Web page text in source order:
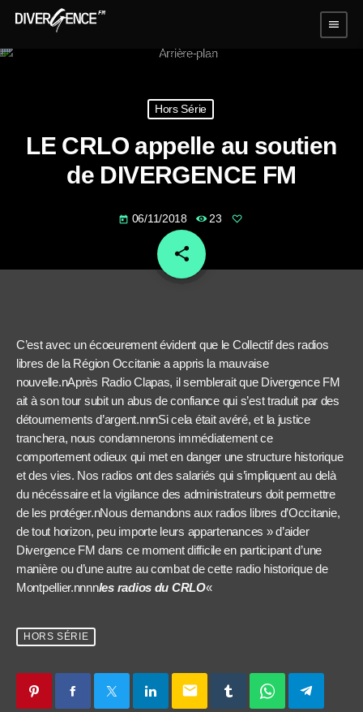
menu
Hors Série
LE CRLO appelle au soutien
de DIVERGENCE FM
today 06/11/2018 23
share
email
C’est avec un écoeurement évident que le Collectif des radios
libres de la Région Occitanie a appris la mauvaise
nouvelle.nAprès Radio Clapas, il semblerait que Divergence FM
ait à son tour subit un abus de confiance qui s’est traduit par des
détournements d’argent.nnnSi cela était avéré, et la justice
tranchera, nous condamnerons immédiatement ce
comportement odieux qui met en danger une structure historique
et des vies. Nos radios ont des salariés qui s’impliquent au delà
du nécéssaire et la vigilance des administrateurs doit permettre
de les protéger.nNous demandons aux radios libres d’Occitanie,
de tout horizon, peu importe leurs appartenances » d’aider
Divergence FM dans ce moment difficile en participant d’une
manière ou d’une autre au combat de cette radio historique de
Montpellier.nnnnles radios du CRLO«
HORS SÉRIE
email